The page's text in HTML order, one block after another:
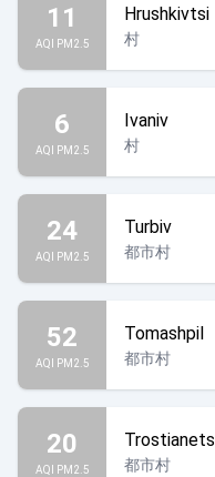
11
AQI PM2.5
Hrushkivtsi
村
6
AQI PM2.5
Ivaniv
村
24
AQI PM2.5
Turbiv
都市村
52
AQI PM2.5
Tomashpil
都市村
20
AQI PM2.5
Trostianets
都市村